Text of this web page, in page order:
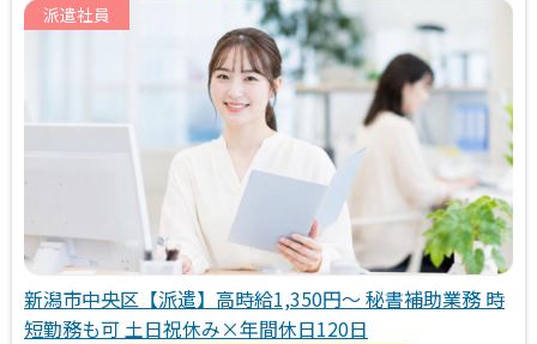
派遣社員
新潟市中央区【派遣】高時給1,350円～ 秘書補助業務 時
短勤務も可 土日祝休み×年間休日120日